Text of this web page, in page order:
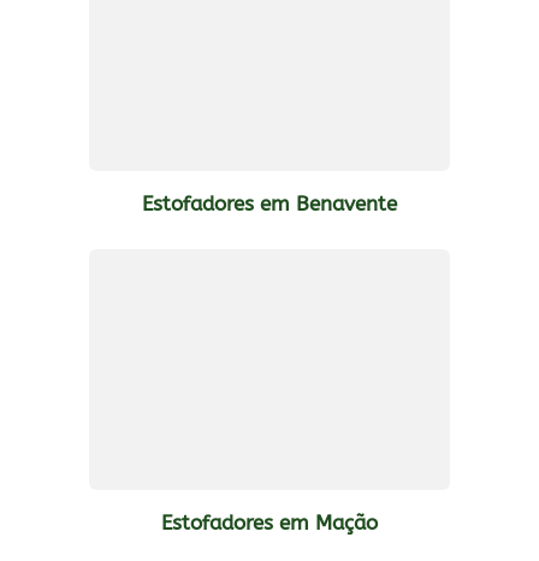
Estofadores em Benavente
Estofadores em Mação